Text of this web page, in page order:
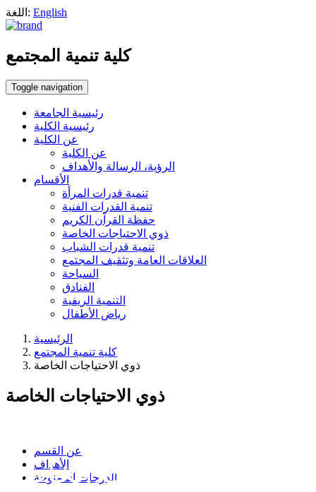
اللغة: English
كلية تنمية المجتمع
Toggle navigation
رئيسية الجامعة
رئيسية الكلية
عن الكلية
عن الكلية
الرؤية، الرسالة والأهداف
الأقسام
تنمية قدرات المرأة
تنمية القدرات الفنية
حفظة القرآن الكريم
ذوي الاحتياجات الخاصة
تنمية قدرات الشباب
العلاقات العامة وتثقيف المجتمع
السياحة
الفنادق
التنمية الريفية
رياض الأطفال
الرئيسية
كلية تنمية المجتمع
ذوي الاحتياجات الخاصة
ذوي الاحتياجات الخاصة
ذوي الاحتياجات الخاصة
عن القسم
الأهداف
الدرجات الممنوحة